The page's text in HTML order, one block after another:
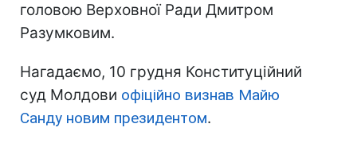
головою Верховної Ради Дмитром
Разумковим.
Нагадаємо, 10 грудня Конституційний
суд Молдови офіційно визнав Майю
Санду новим президентом.